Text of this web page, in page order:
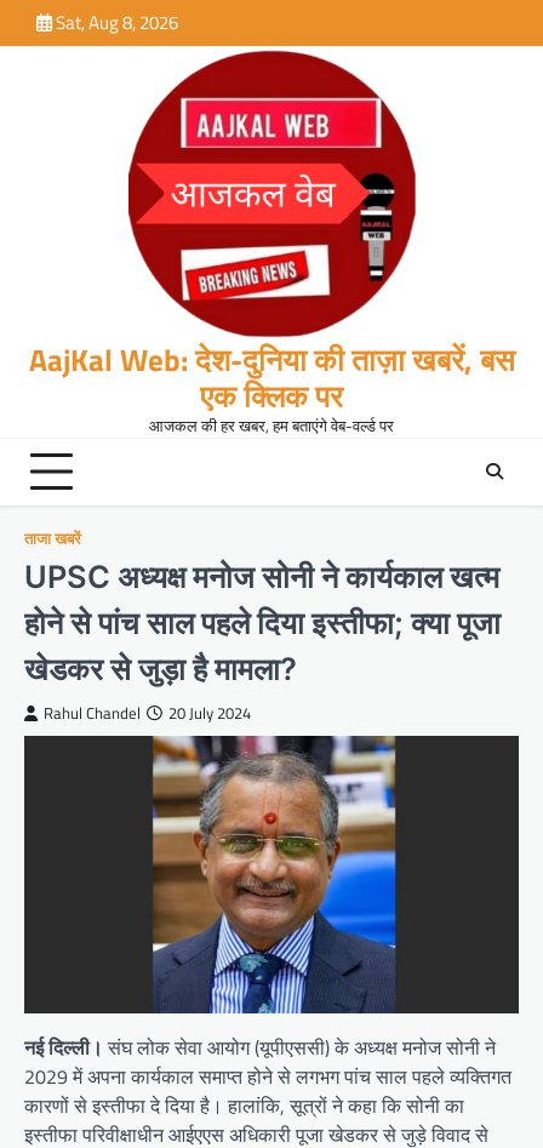
to
Sat, Aug 8, 2026
AajKal Web: देश-दुनिया की ताज़ा खबरें, बस
एक क्लिक पर
आजकल की हर खबर, हम बताएंगे वेब-वर्ल्ड पर
ताजा खबरें
UPSC अध्यक्ष मनोज सोनी ने कार्यकाल खत्म
होने से पांच साल पहले दिया इस्तीफा; क्या पूजा
खेडकर से जुड़ा है मामला?
Rahul Chandel 20 July 2024
नई दिल्ली। संघ लोक सेवा आयोग (यूपीएससी) के अध्यक्ष मनोज सोनी ने
2029 में अपना कार्यकाल समाप्त होने से लगभग पांच साल पहले व्यक्तिगत
कारणों से इस्तीफा दे दिया है। हालांकि, सूत्रों ने कहा कि सोनी का
इस्तीफा परिवीक्षाधीन आईएएस अधिकारी पूजा खेडकर से जुड़े विवाद से